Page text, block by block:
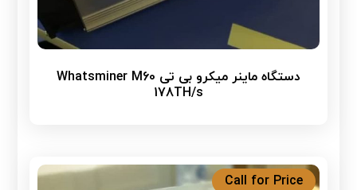
دستگاه ماینر میکرو بی تی Whatsminer M60
178TH/s
Call for Price